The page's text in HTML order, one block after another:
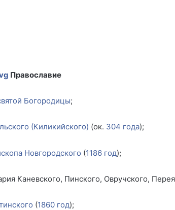
Православие
Богородицы;
(Киликийского) (ок. 304 года);
Новгородского (1186 год);
Каневского, Пинского, Овручского,
(1860 год);